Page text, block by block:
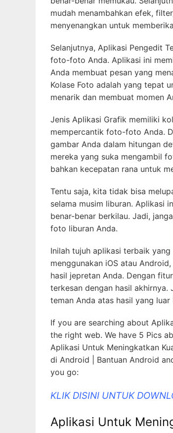
mudah menambahkan efek,
menyenangkan untuk
Selanjutnya, Aplikasi Pengedit
foto-foto Anda. Aplikasi ini
Anda membuat pesan yang
Kolase Foto adalah yang tepat
menarik dan membuat momen
Jenis Aplikasi Grafik memiliki
mempercantik foto-foto Anda.
gambar Anda dalam hitungan
mereka yang suka mengambil
bahkan kecepatan rana untuk
Tentu saja, kita tidak bisa
selama musim liburan. Aplikasi
benar-benar berkilau. Jadi,
foto liburan Anda.
Inilah tujuh aplikasi terbaik
menggunakan iOS atau
hasil jepretan Anda. Dengan
terkesan dengan hasil
teman Anda atas hasil yang
If you are searching about
the right web. We have 5 Pics
Aplikasi Untuk Meningkatkan
di Android | Bantuan Android
you go:
KLIK DISINI UNTUK
Aplikasi Untuk